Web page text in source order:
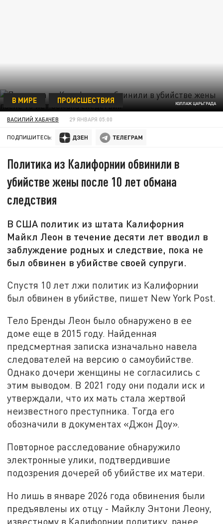
КОЛЛАЖ ЦАРЬГРАДА
В МИРЕ ПРОИСШЕСТВИЯ
ВАСИЛИЙ ХАБАЧЕВ 29 ЯНВАРЯ 05:00
ПОДПИШИТЕСЬ:
Политика из Калифорнии обвинили в
убийстве жены после 10 лет обмана
следствия
В США политик из штата Калифорния
Майкл Леон в течение десяти лет вводил в
заблуждение родных и следствие, пока не
был обвинен в убийстве своей супруги.
Спустя 10 лет лжи политик из Калифорнии
был обвинен в убийстве, пишет New York Post.
Тело Бренды Леон было обнаружено в ее
доме еще в 2015 году. Найденная
предсмертная записка изначально навела
следователей на версию о самоубийстве.
Однако дочери женщины не согласились с
этим выводом. В 2021 году они подали иск и
утверждали, что их мать стала жертвой
неизвестного преступника. Тогда его
обозначили в документах «Джон Доу».
Повторное расследование обнаружило
электронные улики, подтвердившие
подозрения дочерей об убийстве их матери.
Но лишь в январе 2026 года обвинения были
предъявлены их отцу - Майклу Энтони Леону,
известному в Калифорнии политику, ранее